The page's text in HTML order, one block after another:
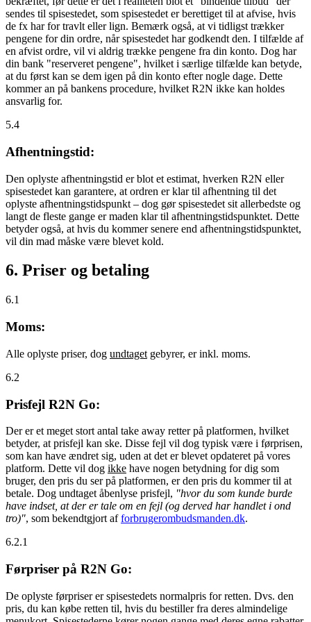
sendes til spisestedet, som spisestedet er berettiget til at afvise, hvis
de fx har for travlt eller lign. Bemærk også, at vi tidligst trækker
pengene for din ordre, når spisestedet har godkendt den. I tilfælde af
en afvist ordre, vil vi aldrig trække pengene fra din konto. Dog har
din bank "reserveret pengene", hvilket i særlige tilfælde kan betyde,
at du først kan se dem igen på din konto efter nogle dage. Dette
kommer an på bankens procedure, hvilket R2N ikke kan holdes
ansvarlig for.
5.4
Afhentningstid:
Den oplyste afhentningstid er blot et estimat, hverken R2N eller
spisestedet kan garantere, at ordren er klar til afhentning til det
oplyste afhentningstidspunkt – dog gør spisestedet sit allerbedste og
langt de fleste gange er maden klar til afhentningstidspunktet. Dette
betyder også, at hvis du kommer senere end afhentningstidspunktet,
vil din mad måske være blevet kold.
6. Priser og betaling
6.1
Moms:
Alle oplyste priser, dog undtaget gebyrer, er inkl. moms.
6.2
Prisfejl R2N Go:
Der er et meget stort antal take away retter på platformen, hvilket
betyder, at prisfejl kan ske. Disse fejl vil dog typisk være i førprisen,
som kan have ændret sig, uden at det er blevet opdateret på vores
platform. Dette vil dog ikke have nogen betydning for dig som
bruger, den pris du ser på platformen, er den pris du kommer til at
betale. Dog undtaget åbenlyse prisfejl, "hvor du som kunde burde
have indset, at der er tale om en fejl (og derved har handlet i ond
tro)", som bekendtgjort afforbrugerombudsmanden.dk.
6.2.1
Førpriser på R2N Go:
De oplyste førpriser er spisestedets normalpris for retten. Dvs. den
pris, du kan købe retten til, hvis du bestiller fra deres almindelige